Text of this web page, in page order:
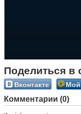
Поделиться в
Вконтакте
Комментарии (0)